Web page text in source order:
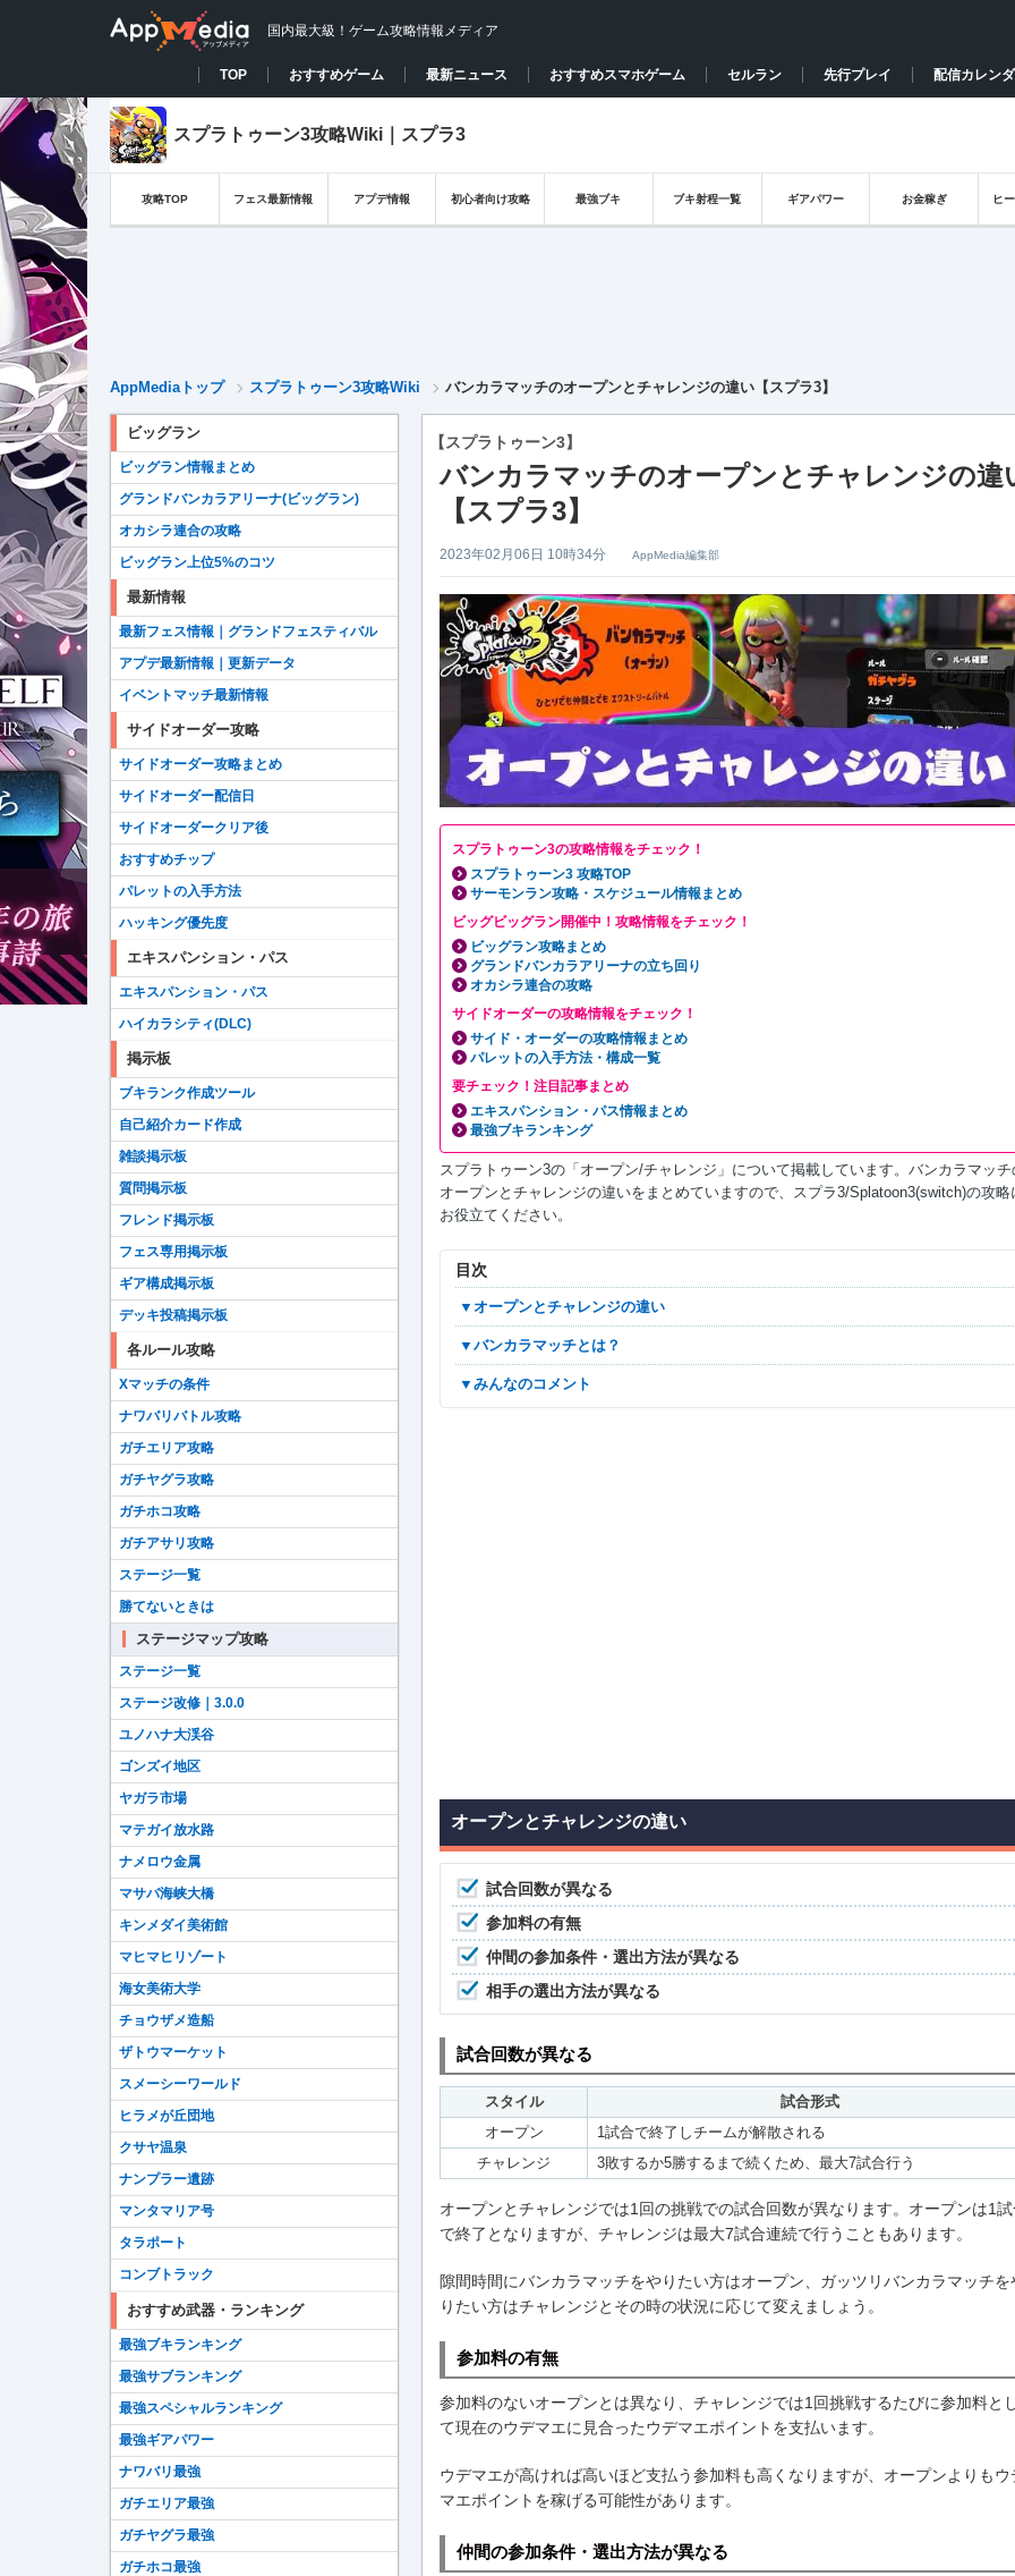
国内最大級！ゲーム攻略情報メディア
TOP おすすめゲーム 最新ニュース おすすめスマホゲーム セルラン 先行プレイ 配信カレン
スプラトゥーン3攻略Wiki｜スプラ3
攻略TOP フェス最新情報 アプデ情報 初心者向け攻略 最強ブキ ブキ射程一覧 ギアパワー お金稼ぎ ヒ
AppMediaトップ スプラトゥーン3攻略Wiki バンカラマッチのオープンとチャレンジの違い【スプラ3】
【スプラトゥーン3】
バンカラマッチのオープンとチャレンジの違
【スプラ3】
2023年02月06日 10時34分 AppMedia編集部
スプラトゥーン3の攻略情報をチェック！
スプラトゥーン3 攻略TOP
サーモンラン攻略・スケジュール情報まとめ
ビッグビッグラン開催中！攻略情報をチェック！
ビッグラン攻略まとめ
グランドバンカラアリーナの立ち回り
オカシラ連合の攻略
サイドオーダーの攻略情報をチェック！
サイド・オーダーの攻略情報まとめ
パレットの入手方法・構成一覧
要チェック！注目記事まとめ
エキスパンション・パス情報まとめ
最強ブキランキング
スプラトゥーン3の「オープン/チャレンジ」について掲載しています。バンカラマッチ
オープンとチャレンジの違いをまとめていますので、スプラ3/Splatoon3(switch)の攻略
お役立てください。
目次
▼オープンとチャレンジの違い
▼バンカラマッチとは？
▼みんなのコメント
オープンとチャレンジの違い
試合回数が異なる
参加料の有無
仲間の参加条件・選出方法が異なる
相手の選出方法が異なる
試合回数が異なる
スタイル
試合形式
オープン
1試合で終了しチームが解散される
チャレンジ
3敗するか5勝するまで続くため、最大7試合行う
オープンとチャレンジでは1回の挑戦での試合回数が異なります。オープンは1試
で終了となりますが、チャレンジは最大7試合連続で行うこともあります。
隙間時間にバンカラマッチをやりたい方はオープン、ガッツリバンカラマッチを
りたい方はチャレンジとその時の状況に応じて変えましょう。
参加料の有無
参加料のないオープンとは異なり、チャレンジでは1回挑戦するたびに参加料と
て現在のウデマエに見合ったウデマエポイントを支払います。
ウデマエが高ければ高いほど支払う参加料も高くなりますが、オープンよりもウ
マエポイントを稼げる可能性があります。
仲間の参加条件・選出方法が異なる
ビッグラン
ビッグラン情報まとめ
グランドバンカラアリーナ(ビッグラン)
オカシラ連合の攻略
ビッグラン上位5%のコツ
最新情報
最新フェス情報｜グランドフェスティバル
アプデ最新情報｜更新データ
イベントマッチ最新情報
サイドオーダー攻略
サイドオーダー攻略まとめ
サイドオーダー配信日
サイドオーダークリア後
おすすめチップ
パレットの入手方法
ハッキング優先度
エキスパンション・パス
エキスパンション・パス
ハイカラシティ(DLC)
掲示板
ブキランク作成ツール
自己紹介カード作成
雑談掲示板
質問掲示板
フレンド掲示板
フェス専用掲示板
ギア構成掲示板
デッキ投稿掲示板
各ルール攻略
Xマッチの条件
ナワバリバトル攻略
ガチエリア攻略
ガチヤグラ攻略
ガチホコ攻略
ガチアサリ攻略
ステージ一覧
勝てないときは
ステージマップ攻略
ステージ一覧
ステージ改修｜3.0.0
ユノハナ大渓谷
ゴンズイ地区
ヤガラ市場
マテガイ放水路
ナメロウ金属
マサバ海峡大橋
キンメダイ美術館
マヒマヒリゾート
海女美術大学
チョウザメ造船
ザトウマーケット
スメーシーワールド
ヒラメが丘団地
クサヤ温泉
ナンプラー遺跡
マンタマリア号
タラポート
コンブトラック
おすすめ武器・ランキング
最強ブキランキング
最強サブランキング
最強スペシャルランキング
最強ギアパワー
ナワバリ最強
ガチエリア最強
ガチヤグラ最強
ガチホコ最強